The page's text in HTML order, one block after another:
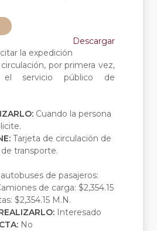
Descargar
la expedición
por primera vez,
el servicio público de
Cuando la persona
Tarjeta de circulación de
transporte.
de pasajeros:
de carga: $2,354.15
$2,354.15 M.N.
Interesado
No